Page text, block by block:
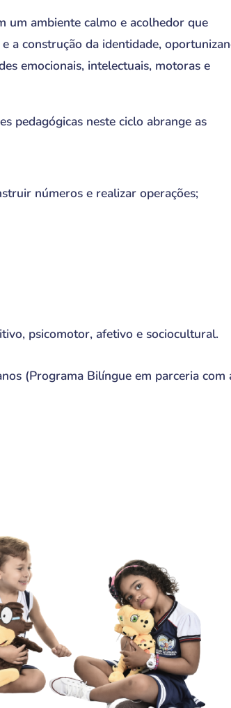
um ambiente calmo e acolhedor que
a construção da identidade,
emocionais, intelectuais, motoras e
pedagógicas neste ciclo abrange as
números e realizar operações;
psicomotor, afetivo e sociocultural.
(Programa Bilíngue em parceria com